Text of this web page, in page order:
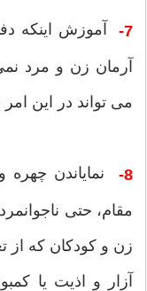
7- آموزش اینکه
آرمان زن و مرد
می تواند در این
8- نمایاندن
مقام، حتی
زن و کودکان که از
آزار و اذیت یا